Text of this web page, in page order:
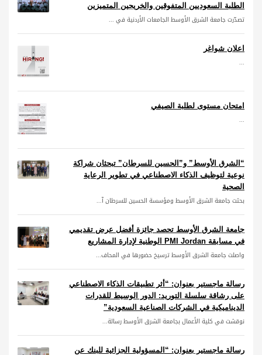
الطلبة السعوديين المتفوقين والخريجين المتميزين
تصدّرت جامعة الشرق الأوسط الجامعات الأردنية في ...
اعلان شواغر
...
امتحان مستوى لطلبة الصيفي
...
“الشرق الأوسط” و”الحسين للسرطان” تبحثان شراكة
نوعية لتوظيف الذكاء الاصطناعي في تطوير الرعاية
الصحية
بحثت جامعة الشرق الأوسط ومؤسسة الحسين للسرطان آ...
جامعة الشرق الأوسط تحصد جائزة أفضل عرض تقديمي
في مسابقة PMI Jordan الوطنية لإدارة المشاريع
واصلت جامعة الشرق الأوسط ترسيخ حضورها في المحاف...
رسالة ماجستير بعنوان: “أثر تطبيقات الذكاء الاصطناعي
على رشاقة سلسلة التوريد: الدور الوسيط للقدرات
الديناميكية في الشركات الصناعية السعودية”
نوقشت في كلية الأعمال بجامعة الشرق الأوسط رسالة...
رسالة ماجستير بعنوان: “المسؤولية الجزائية للبنك عن